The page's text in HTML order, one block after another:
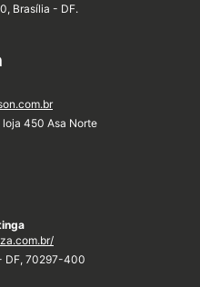
Brasília - DF.
450 Asa Norte
DF, 70297-400